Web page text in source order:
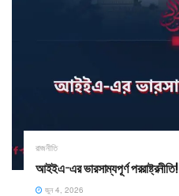
রাজনীতি
আইইএ-এর ভারসাম্যপূর্ণ পররাষ্ট্রনীতি!
জুন 4, 2026